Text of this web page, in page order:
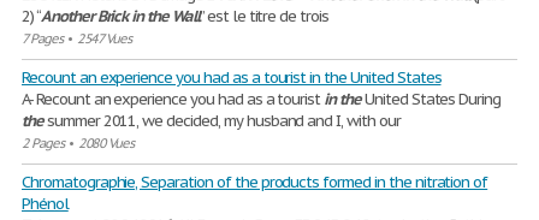
2) “AnotherBrick in the Wall” est le titre de trois
7 Pages• 2547 Vues
Recount an experience you had as a tourist in the United States
A- Recount an experience you had as a touristin theUnited States During
thesummer 2011, we decided, my husband and I, with our
2 Pages• 2080 Vues
Chromatographie, Separation of the products formed in the nitration of
Phénol